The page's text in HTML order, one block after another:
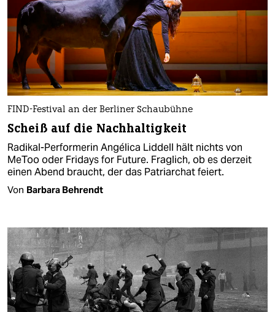
FIND-Festival an der Berliner Schaubühne
Scheiß auf die Nachhaltigkeit
Radikal-Performerin Angélica Liddell hält nichts von
MeToo oder Fridays for Future. Fraglich, ob es derzeit
einen Abend braucht, der das Patriarchat feiert.
Von Barbara Behrendt